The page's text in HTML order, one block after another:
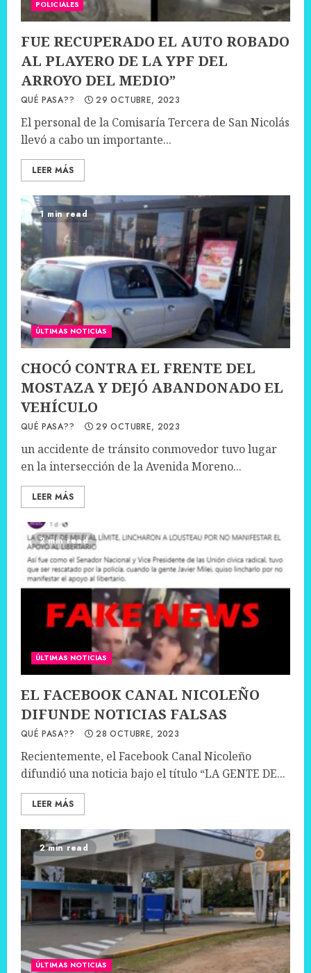
POLICIALES
FUE RECUPERADO EL AUTO ROBADO
AL PLAYERO DE LA YPF DEL
ARROYO DEL MEDIO”
QUÉ PASA?? 29 OCTUBRE, 2023
El personal de la Comisaría Tercera de San Nicolás
llevó a cabo un importante...
LEER MÁS
1 min read
ÚLTIMAS NOTICIAS
CHOCÓ CONTRA EL FRENTE DEL
MOSTAZA Y DEJÓ ABANDONADO EL
VEHÍCULO
QUÉ PASA?? 29 OCTUBRE, 2023
un accidente de tránsito conmovedor tuvo lugar
en la intersección de la Avenida Moreno...
LEER MÁS
2 min read
ÚLTIMAS NOTICIAS
EL FACEBOOK CANAL NICOLEÑO
DIFUNDE NOTICIAS FALSAS
QUÉ PASA?? 28 OCTUBRE, 2023
Recientemente, el Facebook Canal Nicoleño
difundió una noticia bajo el título “LA GENTE DE...
LEER MÁS
2 min read
ÚLTIMAS NOTICIAS